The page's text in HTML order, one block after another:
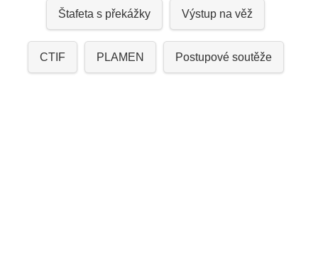
Štafeta s překážky Výstup na věž
CTIF PLAMEN Postupové soutěže